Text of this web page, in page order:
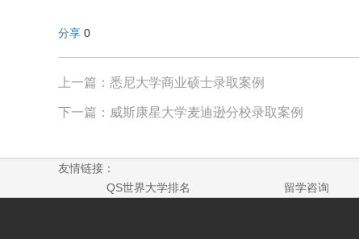
分享 0
上一篇：悉尼大学商业硕士录取案例
下一篇：威斯康星大学麦迪逊分校录取案例
友情链接：
QS世界大学排名
留学咨询